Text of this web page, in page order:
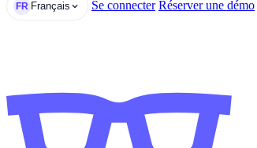
FR Français Se connecter Réserver une démo